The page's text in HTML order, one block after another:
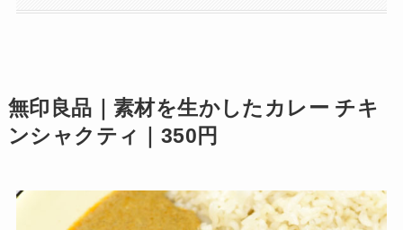
無印良品｜素材を生かしたカレー チキ
ンシャクティ｜350円